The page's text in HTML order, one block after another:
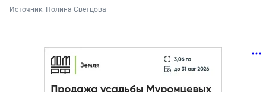
Источник: Полина Светцова